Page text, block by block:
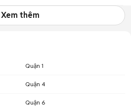
Xem thêm
Quận 1
Quận 4
Quận 6